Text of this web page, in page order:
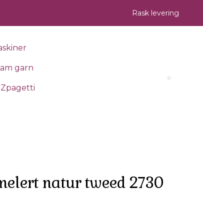
Rask levering
garn
natur tweed 2730